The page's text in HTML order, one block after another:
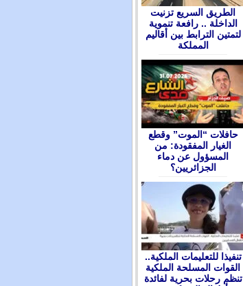
الطريق السريع تزنيت
الداخلة .. رافعة تنموية
لتمتين الترابط بين أقاليم
المملكة
حافلات “الموت” وقطع
الغيار المفقودة: من
المسؤول عن دماء
الجزائريين؟
تنفيذا للتعليمات الملكية..
القوات المسلحة الملكية
تنظم رحلات بحرية لفائدة